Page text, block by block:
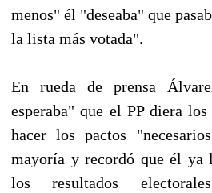
menos" él "deseaba" que
la lista más votada".
En rueda de prensa
esperaba" que el PP diera
hacer los pactos
mayoría y recordó que él ya
los resultados